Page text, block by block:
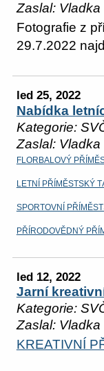
Zaslal: Vladka
Fotografie z
29.7.2022
led 25, 2022
Nabídka
Kategorie:
Zaslal: Vladka
FLORBALOVÝ
LETNÍ PŘÍMĚSTSKÝ
SPORTOVNÍ
PŘÍRODOVĚDNÝ
led 12, 2022
Jarní
Kategorie:
Zaslal: Vladka
KREATIVNÍ